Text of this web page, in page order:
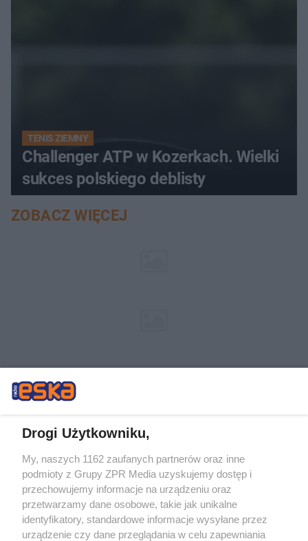
TENIS ZIEMNY
Challenger ATP w Kozerkach. Wielki
sukces polskiego deblisty
ZOBACZ WIĘCEJ
Drogi Użytkowniku,
My, naszych 1162 zaufanych partnerów oraz inne
podmioty z Grupy ZPR Media uzyskujemy dostęp i
przechowujemy informacje na urządzeniu oraz
przetwarzamy dane osobowe, takie jak unikalne
identyfikatory, standardowe informacje wysyłane przez
urządzenie czy dane przeglądania w celu zapewniania